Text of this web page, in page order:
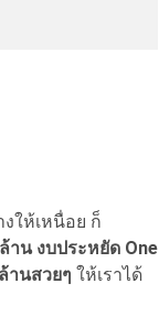
ให้เหนื่อย ก็
าน งบประหยัด One
านสวยๆ ให้เราได้